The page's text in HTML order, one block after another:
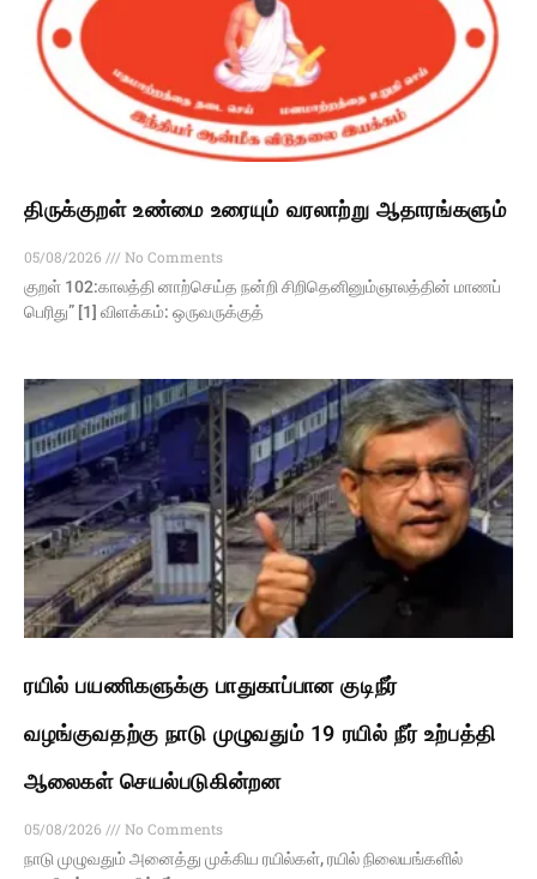
திருக்குறள் உண்மை உரையும் வரலாற்று ஆதாரங்களும்
05/08/2026
No Comments
குறள் 102:காலத்தி னாற்செய்த நன்றி சிறிதெனினும்ஞாலத்தின் மாணப்
பெரிது” [1] விளக்கம்: ஒருவருக்குத்
ரயில் பயணிகளுக்கு பாதுகாப்பான குடிநீர்
வழங்குவதற்கு நாடு முழுவதும் 19 ரயில் நீர் உற்பத்தி
ஆலைகள் செயல்படுகின்றன
05/08/2026
No Comments
நாடு முழுவதும் அனைத்து முக்கிய ரயில்கள், ரயில் நிலையங்களில்